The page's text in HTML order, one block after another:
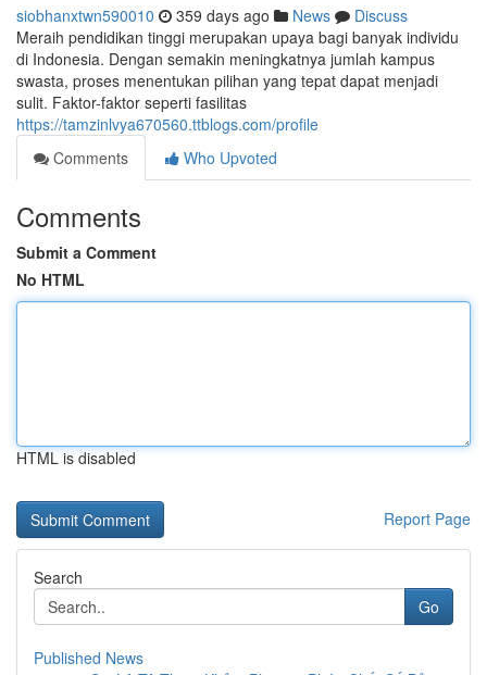
siobhanxtwn590010 359 days ago News
Discuss
Meraih pendidikan tinggi merupakan upaya bagi banyak individu
di Indonesia. Dengan semakin meningkatnya jumlah kampus
swasta, proses menentukan pilihan yang tepat dapat menjadi
sulit. Faktor-faktor seperti fasilitas
https://tamzinlvya670560.ttblogs.com/profile
Comments
Who Upvoted
Comments
Submit a Comment
No HTML
HTML is disabled
Report Page
Search
Go
Published News